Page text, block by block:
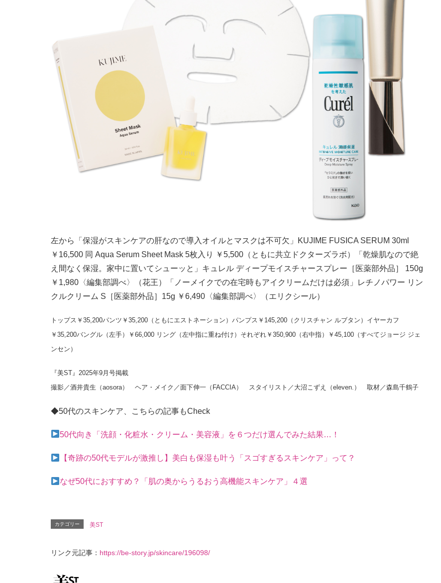
左から「保湿がスキンケアの肝なので導入オイルとマスクは不可欠」KUJIME FUSICA SERUM 30ml
￥16,500 同 Aqua Serum Sheet Mask 5枚入り ￥5,500（ともに共立ドクターズラボ）「乾燥肌なので絶
え間なく保湿。家中に置いてシューッと」キュレル ディープモイスチャースプレー［医薬部外品］ 150g
￥1,980〈編集部調べ〉（花王）「ノーメイクでの在宅時もアイクリームだけは必須」レチノパワー リン
クルクリーム S［医薬部外品］15g ￥6,490〈編集部調べ〉（エリクシール）
トップス￥35,200パンツ￥35,200（ともにエストネーション）パンプス￥145,200（クリスチャン ルブタン）イヤーカフ
￥35,200バングル（左手）￥66,000 リング（左中指に重ね付け）それぞれ￥350,900（右中指）￥45,100（すべてジョージ ジェ
ンセン）
『美ST』2025年9月号掲載
撮影／酒井貴生（aosora） ヘア・メイク／面下伸一（FACCIA） スタイリスト／大沼こずえ（eleven.） 取材／森島千鶴子
◆50代のスキンケア、こちらの記事もCheck
50代向き「洗顔・化粧水・クリーム・美容液」を６つだけ選んでみた結果…！
【奇跡の50代モデルが激推し】美白も保湿も叶う「スゴすぎるスキンケア」って？
なぜ50代におすすめ？「肌の奥からうるおう高機能スキンケア」４選
カテゴリー 美ST
リンク元記事： https://be-story.jp/skincare/196098/